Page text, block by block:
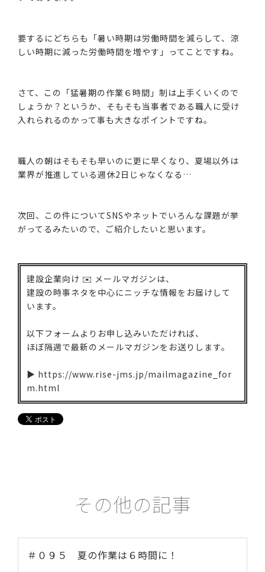
要するにどちらも「暑い時期は労働時間を減らして、涼
しい時期に減った労働時間を増やす」ってことですね。
さて、この「猛暑期の作業６時間」制は上手くいくので
しょうか？というか、そもそも当事者である職人に受け
入れられるのかって事も大きなポイントですね。
職人の朝はそもそも早いのに更に早くなり、夏場以外は
業界が推進している週休2日じゃなくなる…
次回、この件についてSNSやネットでいろんな課題が挙
がってるみたいので、ご紹介したいと思います。
建設企業向け ✉️ メールマガジンは、
建設の時事ネタを中心にニッチな情報をお届けして
います。
以下フォームよりお申し込みいただければ、
ほぼ隔週で最新のメールマガジンをお送りします。
▶ https://www.rise-jms.jp/mailmagazine_for
m.html
その他の記事
＃０９５ 夏の作業は６時間に！